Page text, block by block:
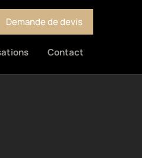
Contact
Demande de devis